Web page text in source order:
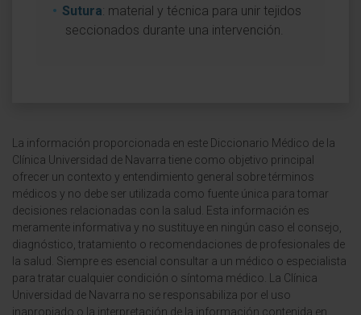
Sutura: material y técnica para unir tejidos
seccionados durante una intervención.
La información proporcionada en este Diccionario Médico de la
Clínica Universidad de Navarra tiene como objetivo principal
ofrecer un contexto y entendimiento general sobre términos
médicos y no debe ser utilizada como fuente única para tomar
decisiones relacionadas con la salud. Esta información es
meramente informativa y no sustituye en ningún caso el consejo,
diagnóstico, tratamiento o recomendaciones de profesionales de
la salud. Siempre es esencial consultar a un médico o especialista
para tratar cualquier condición o síntoma médico. La Clínica
Universidad de Navarra no se responsabiliza por el uso
inapropiado o la interpretación de la información contenida en